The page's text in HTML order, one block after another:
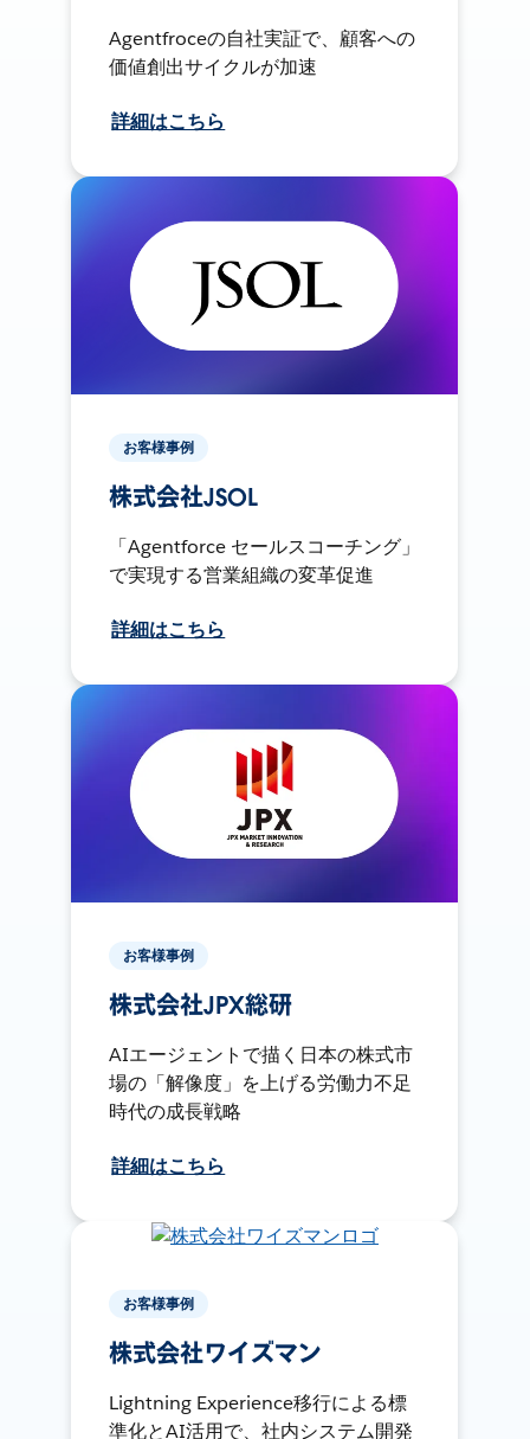
Agentfroceの自社実証で、顧客への
価値創出サイクルが加速
詳細はこちら
お客様事例
株式会社JSOL
「Agentforce セールスコーチング」
で実現する営業組織の変革促進
詳細はこちら
お客様事例
株式会社JPX総研
AIエージェントで描く日本の株式市
場の「解像度」を上げる労働力不足
時代の成長戦略
詳細はこちら
お客様事例
株式会社ワイズマン
Lightning Experience移行による標
準化とAI活用で、社内システム開発